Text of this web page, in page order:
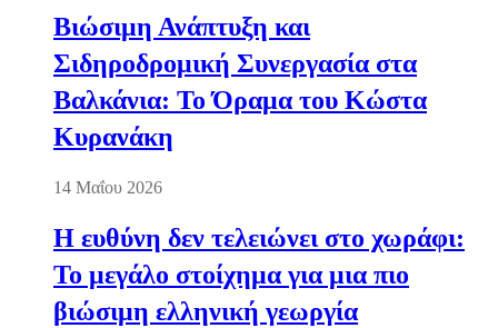
Βιώσιμη Ανάπτυξη και
Σιδηροδρομική Συνεργασία στα
Βαλκάνια: Το Όραμα του Κώστα
Κυρανάκη
14 Μαΐου 2026
Η ευθύνη δεν τελειώνει στο χωράφι:
Το μεγάλο στοίχημα για μια πιο
βιώσιμη ελληνική γεωργία